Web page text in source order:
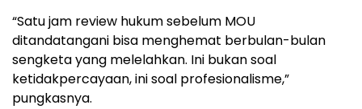
“Satu jam review hukum sebelum MOU
ditandatangani bisa menghemat berbulan-bulan
sengketa yang melelahkan. Ini bukan soal
ketidakpercayaan, ini soal profesionalisme,”
pungkasnya.